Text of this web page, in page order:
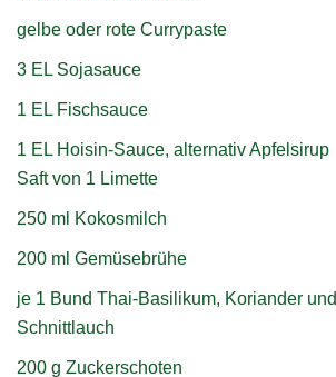
gelbe oder rote Currypaste
3 EL Sojasauce
1 EL Fischsauce
1 EL Hoisin-Sauce, alternativ Apfelsirup
Saft von 1 Limette
250 ml Kokosmilch
200 ml Gemüsebrühe
je 1 Bund Thai-Basilikum, Koriander und
Schnittlauch
200 g Zuckerschoten